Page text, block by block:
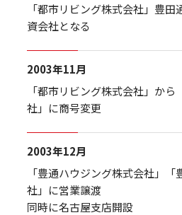
「都市リビング株式会社」豊
資会社となる
2003年11月
「都市リビング株式会社」か
社」に商号変更
2003年12月
「豊通ハウジング株式会社」
社」に営業譲渡
同時に名古屋支店開設